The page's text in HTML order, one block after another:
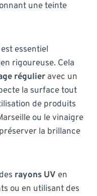
une teinte
essentiel
rigoureuse. Cela
régulier avec un
la surface tout
de produits
ou le vinaigre
la brillance
rayons UV en
ou en utilisant des